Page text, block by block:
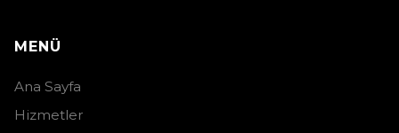
MENÜ
Ana Sayfa
Hizmetler